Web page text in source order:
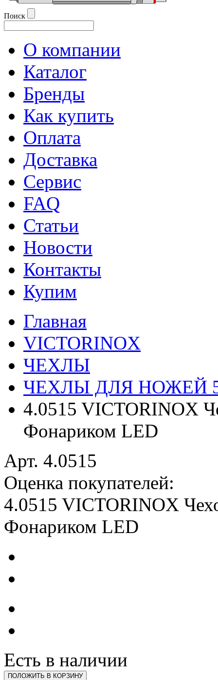
Поиск
О компании
Каталог
Бренды
Как купить
Оплата
Доставка
Сервис
FAQ
Статьи
Новости
Контакты
Купим
Главная
VICTORINOX
ЧЕХЛЫ
ЧЕХЛЫ ДЛЯ НОЖЕЙ
4.0515 VICTORINOX
Фонариком LED
Арт. 4.0515
Оценка покупателей:
4.0515 VICTORINOX
Фонариком LED
Есть в наличии
ПОЛОЖИТЬ В КОРЗИНУ